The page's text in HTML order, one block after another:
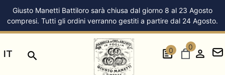
Giusto Manetti Battiloro sarà chiusa dal giorno 8 al 23 Agosto
compresi. Tutti gli ordini verranno gestiti a partire dal 24 Agosto.
IT 0 0